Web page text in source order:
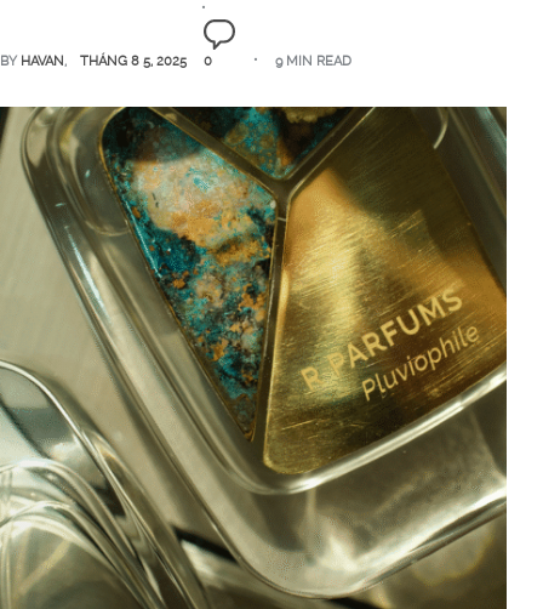
BY HAVAN THÁNG 8 5, 2025 0 9 MIN READ